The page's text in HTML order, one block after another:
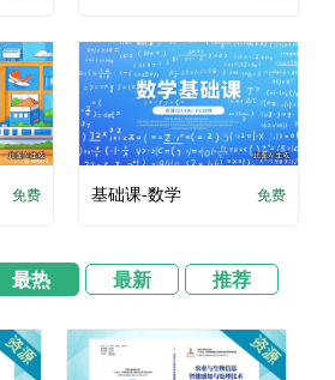
免费 基础课-数学 免费
最热 最新 推荐